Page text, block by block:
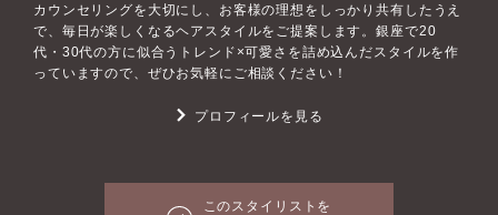
カウンセリングを大切にし、お客様の理想をしっかり共有したうえ
で、毎日が楽しくなるヘアスタイルをご提案します。銀座で20
代・30代の方に似合うトレンド×可愛さを詰め込んだスタイルを作
っていますので、ぜひお気軽にご相談ください！
プロフィールを見る
このスタイリストを